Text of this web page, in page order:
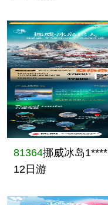
81364挪威冰岛1****
12日游